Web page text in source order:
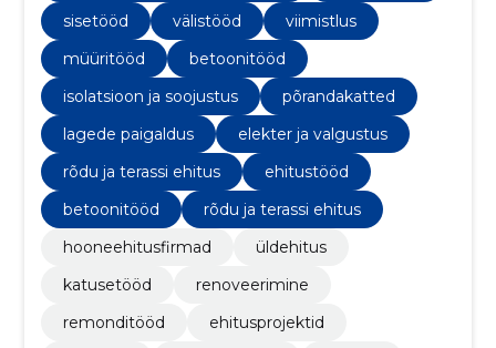
sisetööd
välistööd
viimistlus
müüritööd
betoonitööd
isolatsioon ja soojustus
põrandakatted
lagede paigaldus
elekter ja valgustus
rõdu ja terassi ehitus
ehitustööd
betoonitööd
rõdu ja terassi ehitus
hooneehitusfirmad
üldehitus
katusetööd
renoveerimine
remonditööd
ehitusprojektid